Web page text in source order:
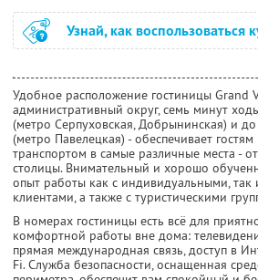
Узнай, как воспользоваться
Удобное расположение гостиницы Grand
административный округ, семь минут
(метро Серпуховская, Добрынинская) и
(метро Павелецкая) - обеспечивает
транспортом в самые различные места -
столицы. Внимательный и хорошо
опыт работы как с индивидуальными,
клиентами, а также с туристическими
В номерах гостиницы есть всё для
комфортной работы вне дома:
прямая международная связь, доступ в
Fi. Служба безопасности, оснащенная